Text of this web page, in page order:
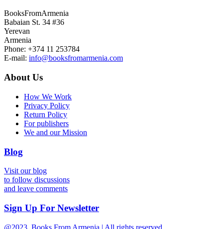
BooksFromArmenia
Babaian St. 34 #36
Yerevan
Armenia
Phone: +374 11 253784
E-mail: info@booksfromarmenia.com
About Us
How We Work
Privacy Policy
Return Policy
For publishers
We and our Mission
Blog
Visit our blog
to follow discussions
and leave comments
Sign Up For Newsletter
@2023, Books From Armenia | All rights reserved